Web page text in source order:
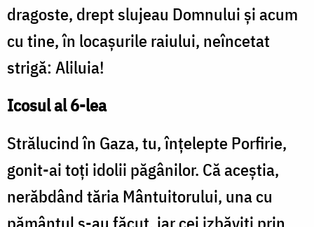
dragoste, drept slujeau Domnului și acum
cu tine, în locașurile raiului, neîncetat
strigă: Aliluia!
Icosul al 6-lea
Strălucind în Gaza, tu, înțelepte Porfirie,
gonit-ai toți idolii păgânilor. Că aceștia,
nerăbdând tăria Mântuitorului, una cu